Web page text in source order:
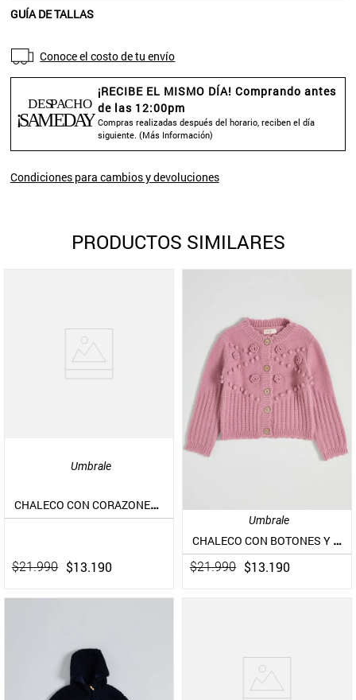
GUÍA DE TALLAS
Conoce el costo de tu envío
¡RECIBE EL MISMO DÍA! Comprando antes
de las 12:00pm
Compras realizadas después del horario, reciben el día
siguiente. (Más Información)
Condiciones para cambios y devoluciones
PRODUCTOS SIMILARES
Umbrale
CHALECO CON CORAZONES EN RELIEVE
$21.990 $13.190
Umbrale
CHALECO CON BOTONES Y FLORES CROCHET
$21.990 $13.190